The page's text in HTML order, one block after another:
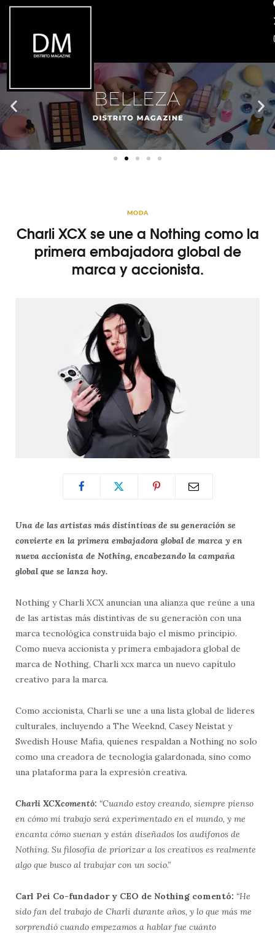
MODA
Charli XCX se une a Nothing como la
primera embajadora global de
marca y accionista.
Una de las artistas más distintivas de su generación se
convierte en la primera embajadora global de marca y en
nueva accionista de Nothing, encabezando la campaña
global que se lanza hoy.
Nothing y Charli XCX anuncian una alianza que reúne a una
de las artistas más distintivas de su generación con una
marca tecnológica construida bajo el mismo principio.
Como nueva accionista y primera embajadora global de
marca de Nothing, Charli xcx marca un nuevo capítulo
creativo para la marca.
Como accionista, Charli se une a una lista global de líderes
culturales, incluyendo a The Weeknd, Casey Neistat y
Swedish House Mafia, quienes respaldan a Nothing no solo
como una creadora de tecnología galardonada, sino como
una plataforma para la expresión creativa.
Charli XCXcomentó: “Cuando estoy creando, siempre pienso
en cómo mi trabajo será experimentado en el mundo, y me
encanta cómo suenan y están diseñados los audífonos de
Nothing. Su filosofía de priorizar a los creativos es realmente
algo que busco al trabajar con un socio.”
Carl Pei Co-fundador y CEO de Nothing comentó: “He
sido fan del trabajo de Charli durante años, y lo que más me
sorprendió cuando empezamos a hablar fue cuánto